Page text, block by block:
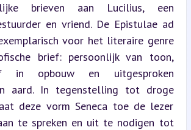
brieven aan Lucilius, een
en vriend. De Epistulae ad
voor het literaire genre
brief: persoonlijk van toon,
in opbouw en uitgesproken
aard. In tegenstelling tot droge
deze vorm Seneca toe de lezer
te spreken en uit te nodigen tot